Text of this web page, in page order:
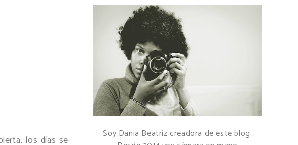
los días se
Soy Dania Beatriz creadora de este blog.